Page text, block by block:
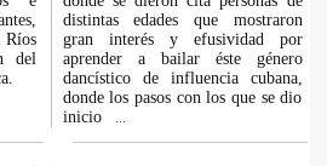
Ríos
del
distintas edades que mostraron
gran interés y efusividad por
aprender a bailar éste género
dancístico de influencia cubana,
donde los pasos con los que se dio
inicio